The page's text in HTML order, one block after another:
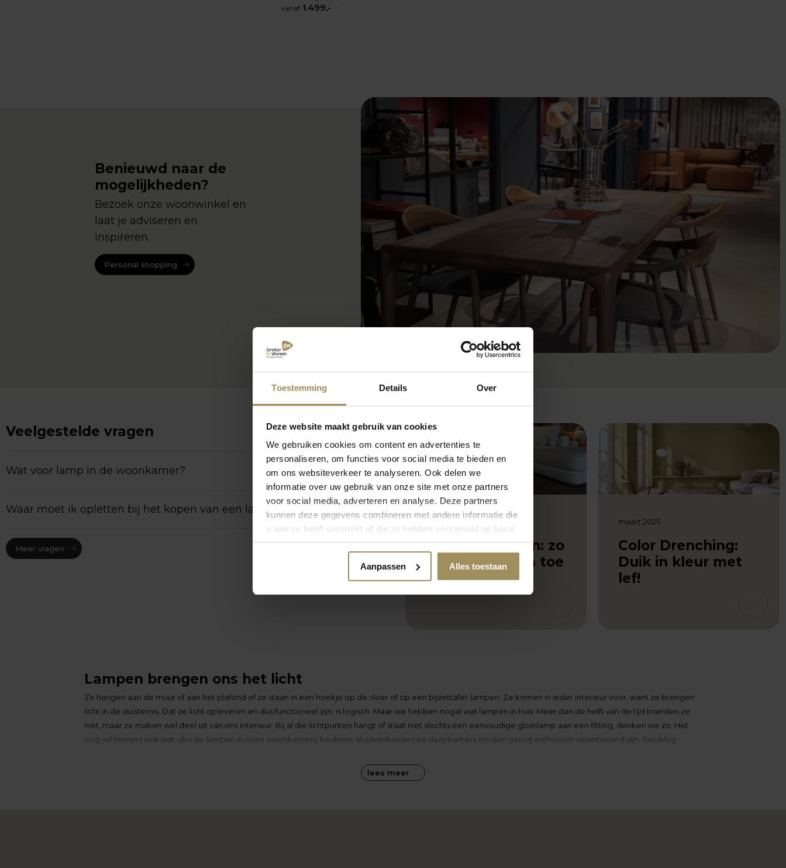
Toestemming Details Over
Deze website maakt gebruik van cookies
We gebruiken cookies om content en advertenties te
personaliseren, om functies voor social media te bieden en
om ons websiteverkeer te analyseren. Ook delen we
informatie over uw gebruik van onze site met onze partners
voor social media, adverteren en analyse. Deze partners
kunnen deze gegevens combineren met andere informatie die
u aan ze heeft verstrekt of die ze hebben verzameld op basis
van uw gebruik van hun services.
Aanpassen Alles toestaan
vanaf 1.499,-
Benieuwd naar de
mogelijkheden?
Bezoek onze woonwinkel en
laat je adviseren en
inspireren.
Personal shopping
Veelgestelde vragen
Wat voor lamp in de woonkamer?
Waar moet ik opletten bij het kopen van een lamp?
Meer vragen
Glansrijk wonen: zo
voeg je chroom toe
aan je interieur
maart 2025
Color Drenching:
Duik in kleur met
lef!
Lampen brengen ons het licht
Ze hangen aan de muur of aan het plafond of ze staan in een hoekje op de vloer of op een bijzettafel: lampen. Ze komen in ieder interieur voor, want ze brengen
licht in de duisternis. Dat ze licht opleveren en dus functioneel zijn, is logisch. Maar we hebben nogal wat lampen in huis. Meer dan de helft van de tijd branden ze
niet, maar ze maken wel deel uit van ons interieur. Bij al die lichtpunten hangt of staat niet slechts een eenvoudige gloeilamp aan een fitting, denken we zo. Het
oog wil immers ook wat, dus de lampen in onze woonkamers, keukens, studeerkamers en slaapkamers mogen gerust esthetisch verantwoord zijn. Gelukkig
dan is het wel een lamp. In het uitgebreide assortiment bij Groter in Wonen vind je de mooiste lampen, ongeacht of je op zoek bent naar een plafondlamp, een
staande lamp of een wandlamp. Voor elke woonstijl, voor elk interieur en, niet onbelangrijk, voor elke portemonnee zijn er lampen te ontdekken in de leukste
lees meer